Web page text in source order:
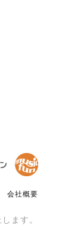
会社概要
ます。